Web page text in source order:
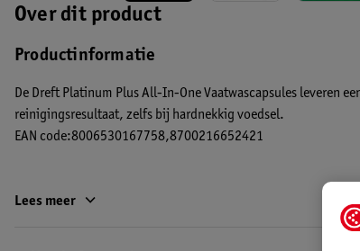
Over dit product
Productinformatie
De Dreft Platinum Plus All-In-One Vaatwascapsules leveren
reinigingsresultaat, zelfs bij hardnekkig voedsel.
EAN code:8006530167758,8700216652421
Lees meer